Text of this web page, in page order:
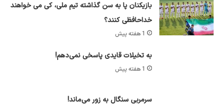
بازیکنان پا به سن گذاشته تیم ملی، کی می خواهند
خداحافظی کنند؟
1 هفته پیش
به تخیلات قایدی پاسخی نمی‌دهم!
1 هفته پیش
سرمربی سنگال به زور می‌ماند!